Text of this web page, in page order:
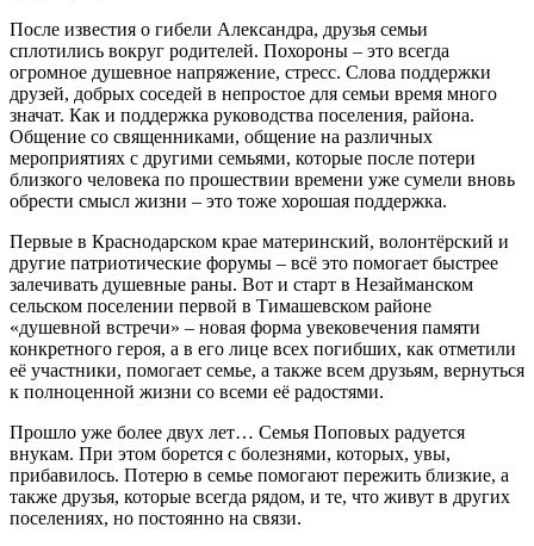
После известия о гибели Александра, друзья семьи
сплотились вокруг родителей. Похороны – это всегда
огромное душевное напряжение, стресс. Слова поддержки
друзей, добрых соседей в непростое для семьи время много
значат. Как и поддержка руководства поселения, района.
Общение со священниками, общение на различных
мероприятиях с другими семьями, которые после потери
близкого человека по прошествии времени уже сумели вновь
обрести смысл жизни – это тоже хорошая поддержка.
Первые в Краснодарском крае материнский, волонтёрский и
другие патриотические форумы – всё это помогает быстрее
залечивать душевные раны. Вот и старт в Незайманском
сельском поселении первой в Тимашевском районе
«душевной встречи» – новая форма увековечения памяти
конкретного героя, а в его лице всех погибших, как отметили
её участники, помогает семье, а также всем друзьям, вернуться
к полноценной жизни со всеми её радостями.
Прошло уже более двух лет… Семья Поповых радуется
внукам. При этом борется с болезнями, которых, увы,
прибавилось. Потерю в семье помогают пережить близкие, а
также друзья, которые всегда рядом, и те, что живут в других
поселениях, но постоянно на связи.